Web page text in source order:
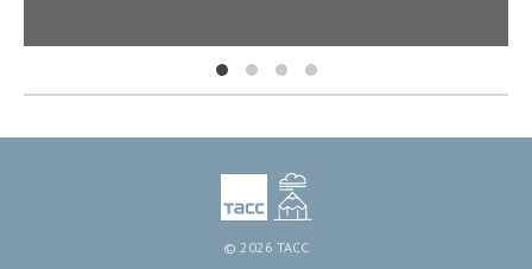
© 2026 ТАСС